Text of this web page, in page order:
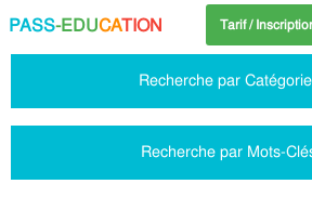
PASS-EDUCATION Tarif /
Recherche par
Recherche par Mots-